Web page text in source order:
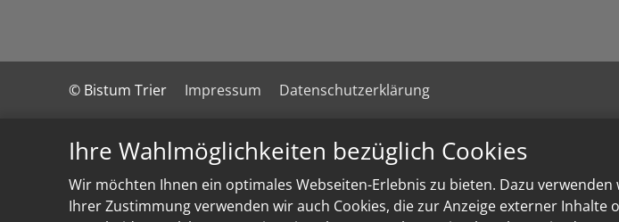
Ihre Wahlmöglichkeiten bezüglich Cookies
Wir möchten Ihnen ein optimales Webseiten-Erlebnis zu bieten. Dazu
Ihrer Zustimmung verwenden wir auch Cookies, die zur Anzeige externer
© Bistum Trier Impressum Datenschutzerklärung